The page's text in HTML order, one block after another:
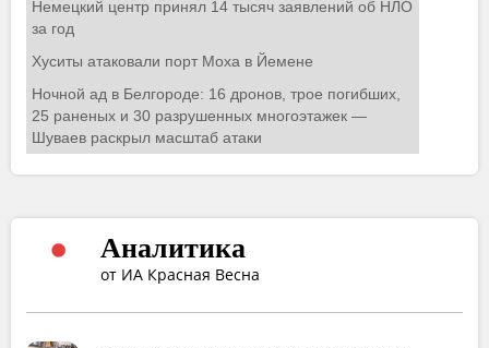
Аналитика
от ИА Красная Весна